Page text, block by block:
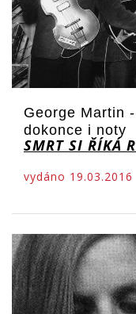
George Martin
dokonce i noty
SMRT SI ŘÍKÁ
vydáno 19.03.2016